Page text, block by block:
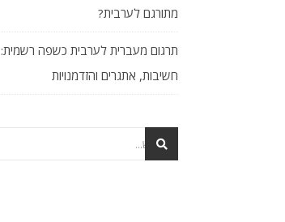
מתורגם לערבית?
תרגום מעברית לערבית כשפה רשמית:
חשיבות, אתגרים והזדמנויות